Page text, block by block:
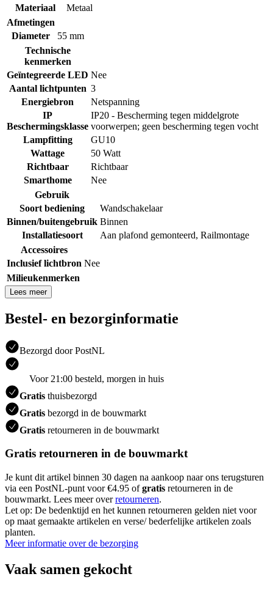
Materiaal
Metaal
Afmetingen
Diameter
55 mm
Technische
kenmerken
Geïntegreerde LED Nee
Aantal lichtpunten 3
Energiebron
Netspanning
IP
Beschermingsklasse
IP20 - Bescherming tegen middelgrote
voorwerpen; geen bescherming tegen vocht
Lampfitting
GU10
Wattage
50 Watt
Richtbaar
Richtbaar
Smarthome
Nee
Gebruik
Soort bediening
Wandschakelaar
Binnen/buitengebruik Binnen
Installatiesoort
Aan plafond gemonteerd, Railmontage
Accessoires
Inclusief lichtbron Nee
Milieukenmerken
Lees meer
Bestel- en bezorginformatie
Bezorgd door PostNL
Voor 21:00 besteld, morgen in huis
Gratis thuisbezorgd
Gratis bezorgd in de bouwmarkt
Gratis retourneren in de bouwmarkt
Gratis retourneren in de bouwmarkt
Je kunt dit artikel binnen 30 dagen na aankoop naar ons terugsturen
via een PostNL-punt voor €4.95 ofgratis retourneren in de
bouwmarkt. Lees meer overretourneren.
Let op: De bedenktijd en het kunnen retourneren gelden niet voor
op maat gemaakte artikelen en verse/ bederfelijke artikelen zoals
planten.
Meer informatie over de bezorging
Vaak samen gekocht